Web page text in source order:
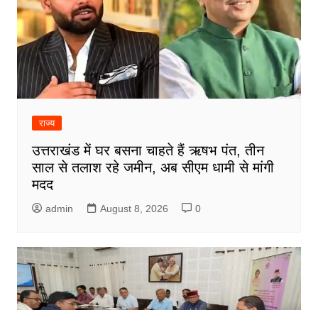
राज्य
उत्तराखंड में घर बसना चाहते हैं ऋषभ पंत, तीन
साल से तलाश रहे जमीन, अब सीएम धामी से मांगी
मदद
admin August 8, 2026 0